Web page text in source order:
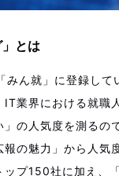
とは
みん就」に登録し
業界における就職
の人気度を測るの
の魅力」から人気
プ150社に加え、「